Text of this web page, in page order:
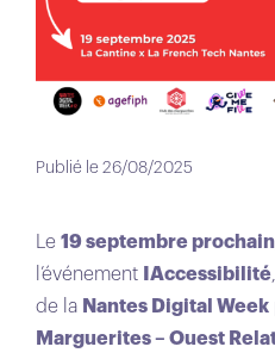
Publié le 26/08/2025
Le 19 septembre prochain
l’événement
IAccessibilité
de la Nantes Digital Week
Marguerites – Ouest